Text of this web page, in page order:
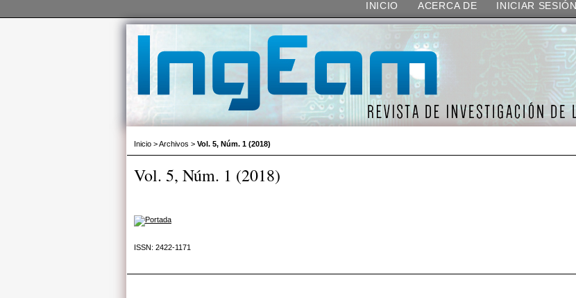
INICIO ACERCA DE INICIAR SESIÓN
Inicio >Archivos > Vol. 5, Núm. 1 (2018)
Vol. 5, Núm. 1 (2018)
ISSN: 2422-1171